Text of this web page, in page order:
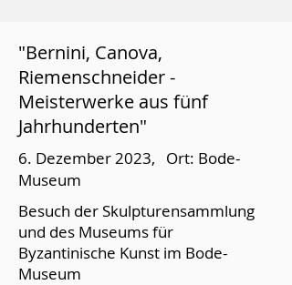
"Bernini, Canova,
Riemenschneider -
Meisterwerke aus fünf
Jahrhunderten"
6. Dezember 2023, Ort: Bode-
Museum
Besuch der Skulpturensammlung
und des Museums für
Byzantinische Kunst im Bode-
Museum